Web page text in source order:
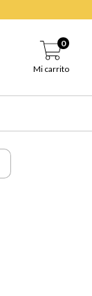
Mi carrito
0